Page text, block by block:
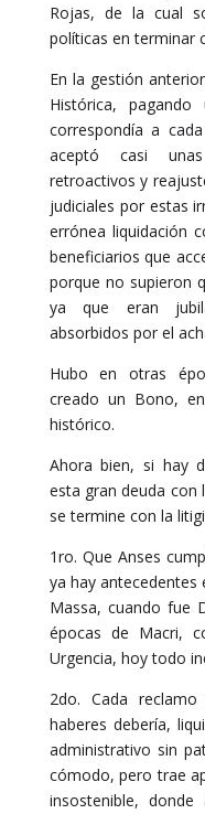
Rojas, de la cual
políticas en terminar
En la gestión
Histórica,
correspondía a
aceptó casi
retroactivos y
judiciales por estas
errónea liquidación
beneficiarios que
porque no supieron
ya que eran
absorbidos por el
Hubo en otras
creado un Bono,
histórico.
Ahora bien, si hay
esta gran deuda con
se termine con la
1ro. Que Anses
ya hay antecedentes
Massa, cuando fue
épocas de Macri,
Urgencia, hoy todo
2do. Cada
haberes debería,
administrativo sin
cómodo, pero trae
insostenible,